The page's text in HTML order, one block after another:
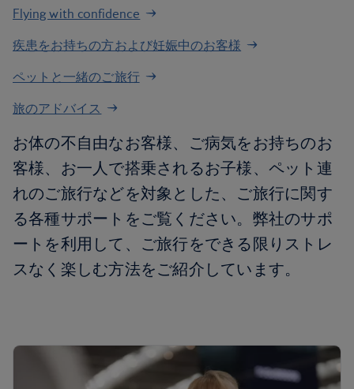
Flying with confidence
疾患をお持ちの方および妊娠中のお客様
ペットと一緒のご旅行
旅のアドバイス
お体の不自由なお客様、ご病気をお持ちのお
客様、お一人で搭乗されるお子様、ペット連
れのご旅行などを対象とした、ご旅行に関す
る各種サポートをご覧ください。弊社のサポ
ートを利用して、ご旅行をできる限りストレ
スなく楽しむ方法をご紹介しています。